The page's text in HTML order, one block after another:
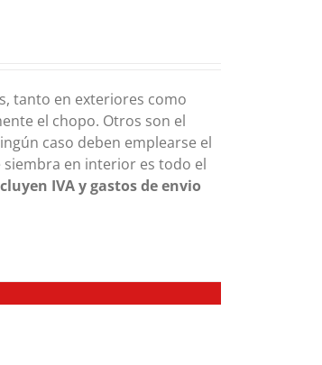
tanto en exteriores como
el chopo. Otros son el
caso deben emplearse el
en interior es todo el
IVA y gastos de envio